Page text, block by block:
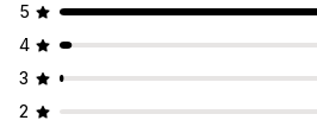
5
4
3
2